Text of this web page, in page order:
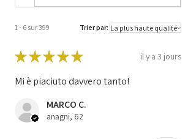
1 - 6 sur 399 Trier par:
★★★★★ il y a 3 jours
Mi è piaciuto davvero tanto!
MARCO C.
anagni, 62